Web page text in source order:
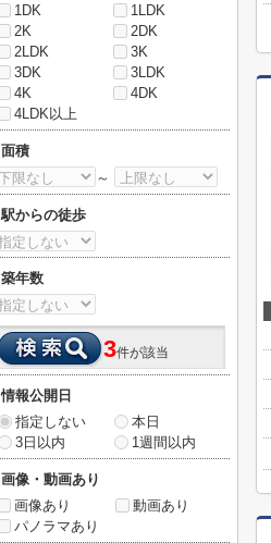
1DK
1LDK
2K
2DK
2LDK
3K
3DK
3LDK
4K
4DK
4LDK以上
面積
～
駅からの徒歩
築年数
3件が該当
情報公開日
指定しない
本日
3日以内
1週間以内
画像・動画あり
画像あり
動画あり
パノラマあり